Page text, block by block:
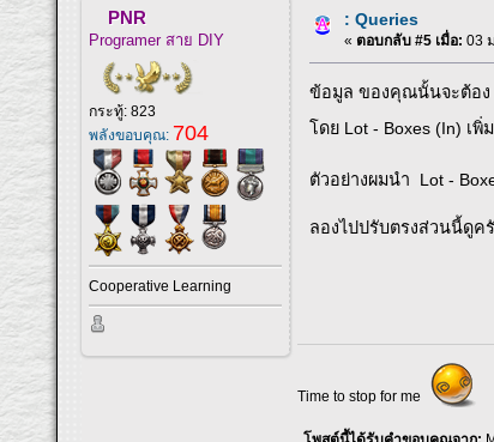
PNR
Programer สาย DIY
กระทู้: 823
พลังขอบคุณ: 704
Cooperative Learning
: Queries
« ตอบกลับ #5 เมื่อ: 03
ข้อมูล ของคุณนั้นจะต้อง
โดย Lot - Boxes (In) เ
ตัวอย่างผมนำ Lot -
ลองไปปรับตรงส่วนนี้ดูค
Time to stop for me